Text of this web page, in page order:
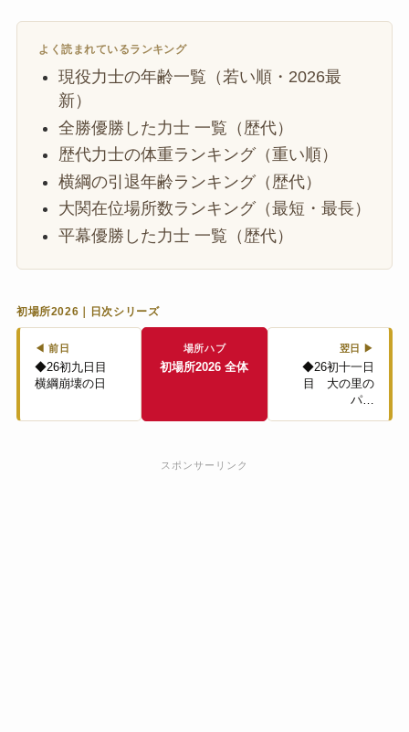
よく読まれているランキング
現役力士の年齢一覧（若い順・2026最
新）
全勝優勝した力士 一覧（歴代）
歴代力士の体重ランキング（重い順）
横綱の引退年齢ランキング（歴代）
大関在位場所数ランキング（最短・最長）
平幕優勝した力士 一覧（歴代）
初場所2026｜日次シリーズ
◀ 前日
◆26初九日目
横綱崩壊の日
場所ハブ
初場所2026 全体
翌日 ▶
◆26初十一日
目 大の里の
パ…
スポンサーリンク